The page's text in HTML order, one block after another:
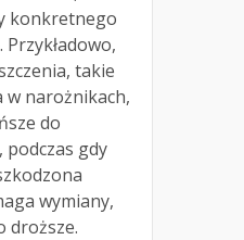
konkretnego
takie
w narożnikach,
do
podczas gdy
wymiany,
droższe.